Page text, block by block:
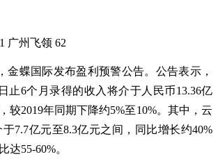
广州飞领 62
金蝶国际发布盈利预警公告。公告表示，
止6个月录得的收入将介于人民币13.36亿
较2019年同期下降约5%至10%。其中，云
7.7亿元至8.3亿元之间，同比增长约40%
达55-60%。